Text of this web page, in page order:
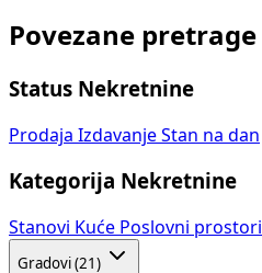
Povezane pretrage
Status Nekretnine
Prodaja Izdavanje Stan na dan
Kategorija Nekretnine
Stanovi Kuće Poslovni prostori
Gradovi (21)